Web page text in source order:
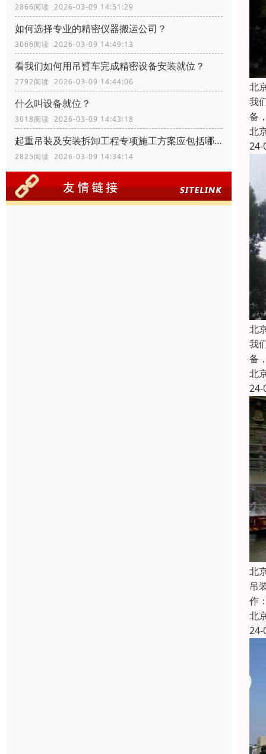
2866阅读 2026-03-09 14:51:29
如何选择专业的精密仪器搬运公司？
3066阅读 2026-03-09 14:49:13
看我们如何用吊臂车完成精密设备安装就位？
2792阅读 2026-03-09 14:44:06
什么叫设备就位？
3018阅读 2026-03-09 14:43:18
起重吊装及安装拆卸工程专项施工方案应包括哪些内容？
2825阅读 2026-03-09 14:34:14
北
我
备
北
24-
北
我
备
北
24-
北
吊
作
北
24-